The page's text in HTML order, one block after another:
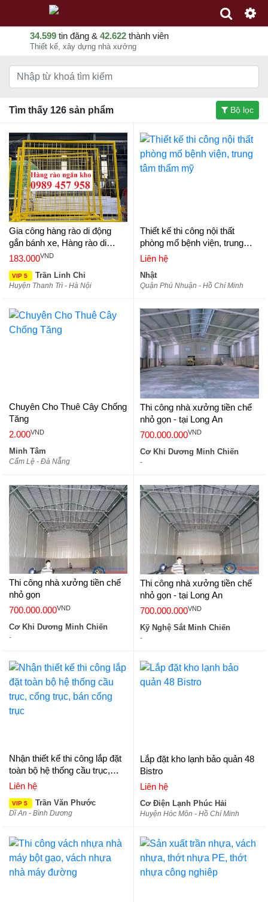
34.599 tin đăng & 42.622 thành viên
Thiết kế, xây dựng nhà xưởng
Tìm thấy 126 sản phẩm Bộ lọc
Gia công hàng rào di động
gắn bánh xe, Hàng rào di
động sơn phản quang 1mx2m
183.000VND
VIP 5 Trần Linh Chi
Huyện Thanh Trì - Hà Nội
Thiết kế thi công nội thất
phòng mổ bệnh viện, trung
tâm thẩm mỹ
Liên hệ
Nhật
Quận Phú Nhuận - Hồ Chí Minh
Chuyên Cho Thuê Cây Chống
Tăng
2.000VND
Minh Tâm
Cẩm Lệ - Đà Nẵng
Thi công nhà xưởng tiền chế
nhỏ gọn - tại Long An
700.000.000VND
Cơ Khi Dương Minh Chiến
-
Thi công nhà xưởng tiền chế
nhỏ gọn
700.000.000VND
Cơ Khi Dương Minh Chiến
-
Thi công nhà xưởng tiền chế
nhỏ gọn - tại Long An
700.000.000VND
Kỹ Nghệ Sắt Minh Chiến
-
Nhận thiết kế thi công lắp đặt
toàn bộ hệ thống cầu trục,
cổng trục, bán cổng trục
Liên hệ
VIP 5 Trần Văn Phước
Dĩ An - Bình Dương
Lắp đặt kho lạnh bảo quản 48
Bistro
Liên hệ
Cơ Điện Lạnh Phúc Hải
Huyện Hóc Môn - Hồ Chí Minh